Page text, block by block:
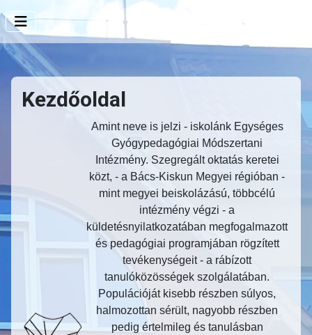
Kezdőoldal
Amint neve is jelzi - iskolánk Egységes
Gyógypedagógiai Módszertani
Intézmény. Szegregált oktatás keretei
közt, - a Bács-Kiskun Megyei régióban -
mint megyei beiskolázású, többcélú
intézmény végzi - a
küldetésnyilatkozatában megfogalmazott
és pedagógiai programjában rögzített
tevékenységeit - a rábízott
tanulóközösségek szolgálatában.
Populációját kisebb részben súlyos,
halmozottan sérült, nagyobb részben
pedig értelmileg és tanulásban